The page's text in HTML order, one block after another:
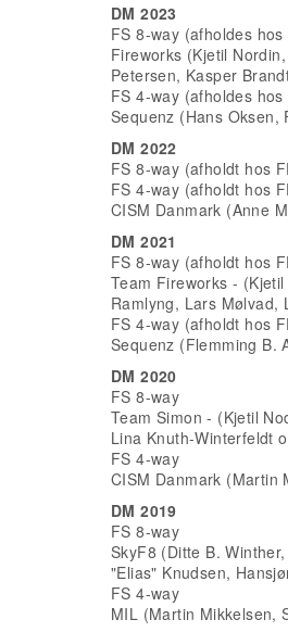
DM 2023
FS 8-way (afholdes
Fireworks (Kjetil
Petersen, Kasper
FS 4-way (afholdes
Sequenz (Hans
DM 2022
FS 8-way (afholdt hos
FS 4-way (afholdt hos
CISM Danmark (Anne
DM 2021
FS 8-way (afholdt hos
Team Fireworks -
Ramlyng, Lars Mølvad,
FS 4-way (afholdt hos
Sequenz (Flemming B.
DM 2020
FS 8-way
Team Simon - (Kjetil
Lina Knuth-Winterfeldt
FS 4-way
CISM Danmark (Martin
DM 2019
FS 8-way
SkyF8 (Ditte B.
"Elias" Knudsen,
FS 4-way
MIL (Martin Mikkelsen,